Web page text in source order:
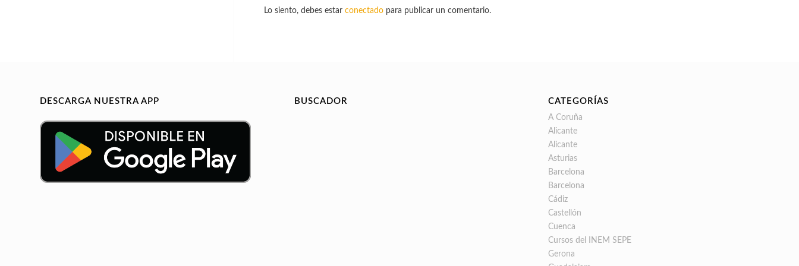
Lo siento, debes estar conectadopara publicar un comentario.
DESCARGA NUESTRA APP BUSCADOR CATEGORÍAS
A Coruña
Alicante
Alicante
Asturias
Barcelona
Barcelona
Cádiz
Castellón
Cuenca
Cursos del INEM SEPE
Gerona